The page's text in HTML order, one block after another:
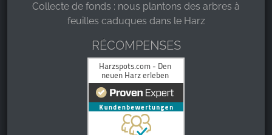
Collecte de fonds : nous plantons des arbres à
feuilles caduques dans le Harz
RÉCOMPENSES